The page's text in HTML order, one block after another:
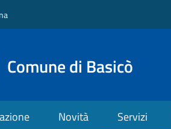
Comune di Basicò
Novità Servizi